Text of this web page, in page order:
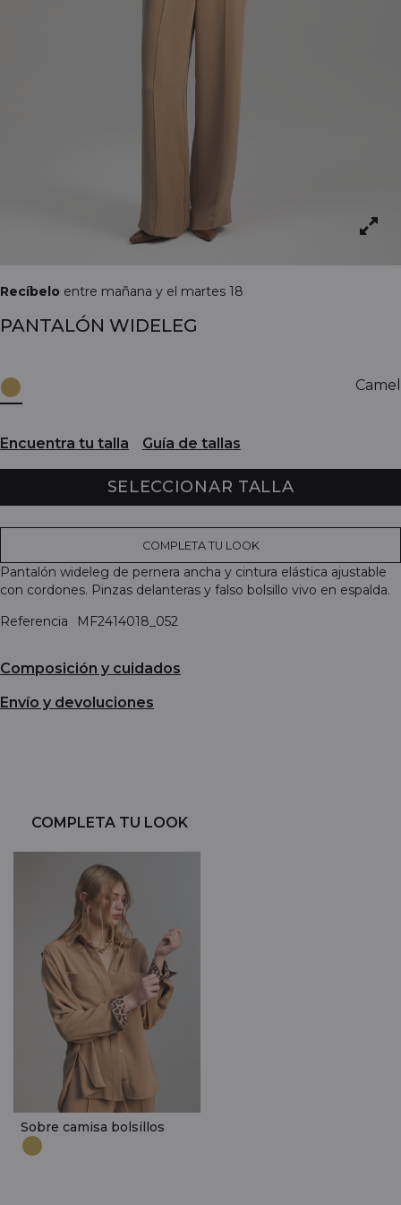
Recíbelo entre mañana y el martes 18
PANTALÓN WIDELEG
Camel
Encuentra tu talla Guía de tallas
SELECCIONAR TALLA
COMPLETA TU LOOK
Pantalón wideleg de pernera ancha y cintura elástica ajustable
con cordones. Pinzas delanteras y falso bolsillo vivo en espalda.
Referencia
MF2414018_052
Composición y cuidados
Envío y devoluciones
COMPLETA TU LOOK
Sobre camisa bolsillos